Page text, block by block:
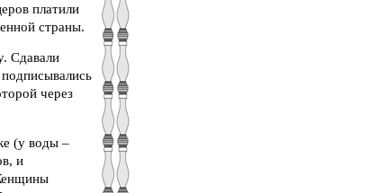
платили
страны.
Сдавали
через
(у воды –
и